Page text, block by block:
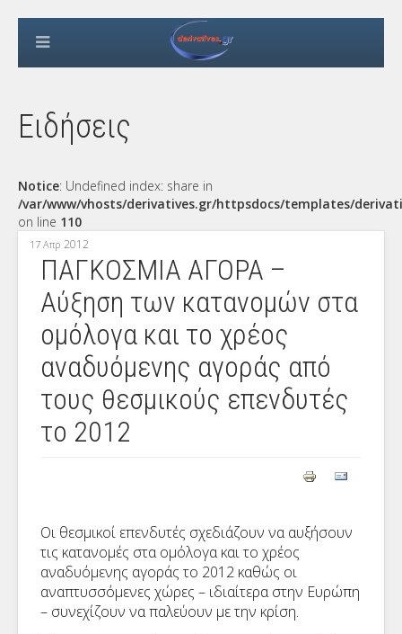
Ειδήσεις
Notice: Undefined index: share in
/var/www/vhosts/derivatives.gr/httpsdocs/templates/
on line 110
17 Απρ 2012
ΠΑΓΚΟΣΜΙΑ ΑΓΟΡΑ –
Αύξηση των κατανομών στα
ομόλογα και το χρέος
αναδυόμενης αγοράς από
τους θεσμικούς επενδυτές
το 2012
Οι θεσμικοί επενδυτές σχεδιάζουν να αυξήσουν
τις κατανομές στα ομόλογα και το χρέος
αναδυόμενης αγοράς το 2012 καθώς οι
αναπτυσσόμενες χώρες – ιδιαίτερα στην Ευρώπη
– συνεχίζουν να παλεύουν με την κρίση.